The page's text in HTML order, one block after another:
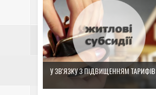
У ЗВ'ЯЗКУ З ПІДВИЩЕННЯМ ТАРИФІВ